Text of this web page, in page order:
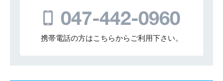
携帯電話の方はこちらからご利用下さい。